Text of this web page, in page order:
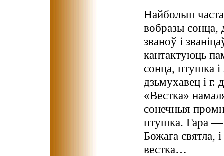
Найбольш
вобразы сонца,
званоў і
кантактуюць
сонца, птушка і
дзьмухавец і г.
«Вестка»
сонечныя
птушка. Гара —
Божага святла,
вестка…